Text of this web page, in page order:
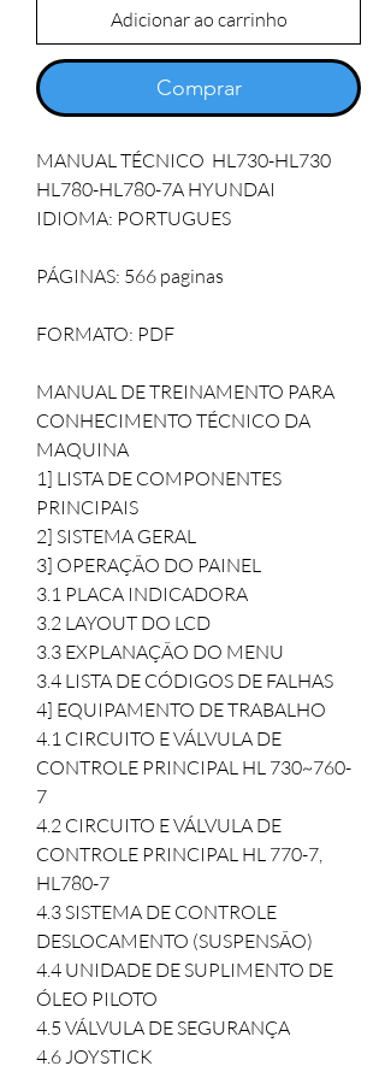
Adicionar ao carrinho
Comprar
MANUAL TÉCNICO  HL730-HL730
HL780-HL780-7A HYUNDAI
IDIOMA: PORTUGUES
PÁGINAS: 566 paginas
FORMATO: PDF
MANUAL DE TREINAMENTO PARA
CONHECIMENTO TÉCNICO DA
MAQUINA
1] LISTA DE COMPONENTES
PRINCIPAIS
2] SISTEMA GERAL
3] OPERAÇÃO DO PAINEL
3.1 PLACA INDICADORA
3.2 LAYOUT DO LCD
3.3 EXPLANAÇÃO DO MENU
3.4 LISTA DE CÓDIGOS DE FALHAS
4] EQUIPAMENTO DE TRABALHO
4.1 CIRCUITO E VÁLVULA DE
CONTROLE PRINCIPAL HL 730~760-
7
4.2 CIRCUITO E VÁLVULA DE
CONTROLE PRINCIPAL HL 770-7,
HL780-7
4.3 SISTEMA DE CONTROLE
DESLOCAMENTO (SUSPENSÃO)
4.4 UNIDADE DE SUPLIMENTO DE
ÓLEO PILOTO
4.5 VÁLVULA DE SEGURANÇA
4.6 JOYSTICK